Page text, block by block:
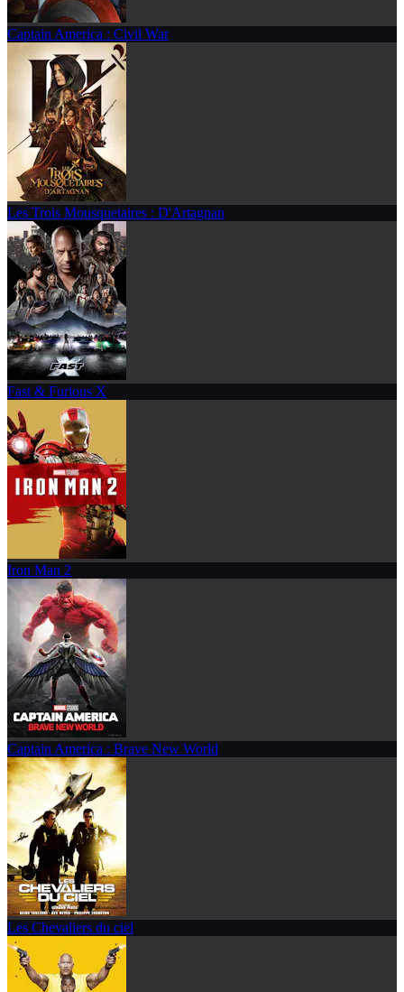
Captain America : Civil War
Les Trois Mousquetaires : D'Artagnan
Fast & Furious X
Iron Man 2
Captain America : Brave New World
Les Chevaliers du ciel